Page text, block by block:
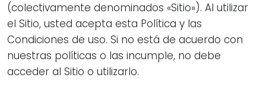
(colectivamente denominados «Sitio»). Al utilizar
el Sitio, usted acepta esta Política y las
Condiciones de uso. Si no está de acuerdo con
nuestras políticas o las incumple, no debe
acceder al Sitio o utilizarlo.